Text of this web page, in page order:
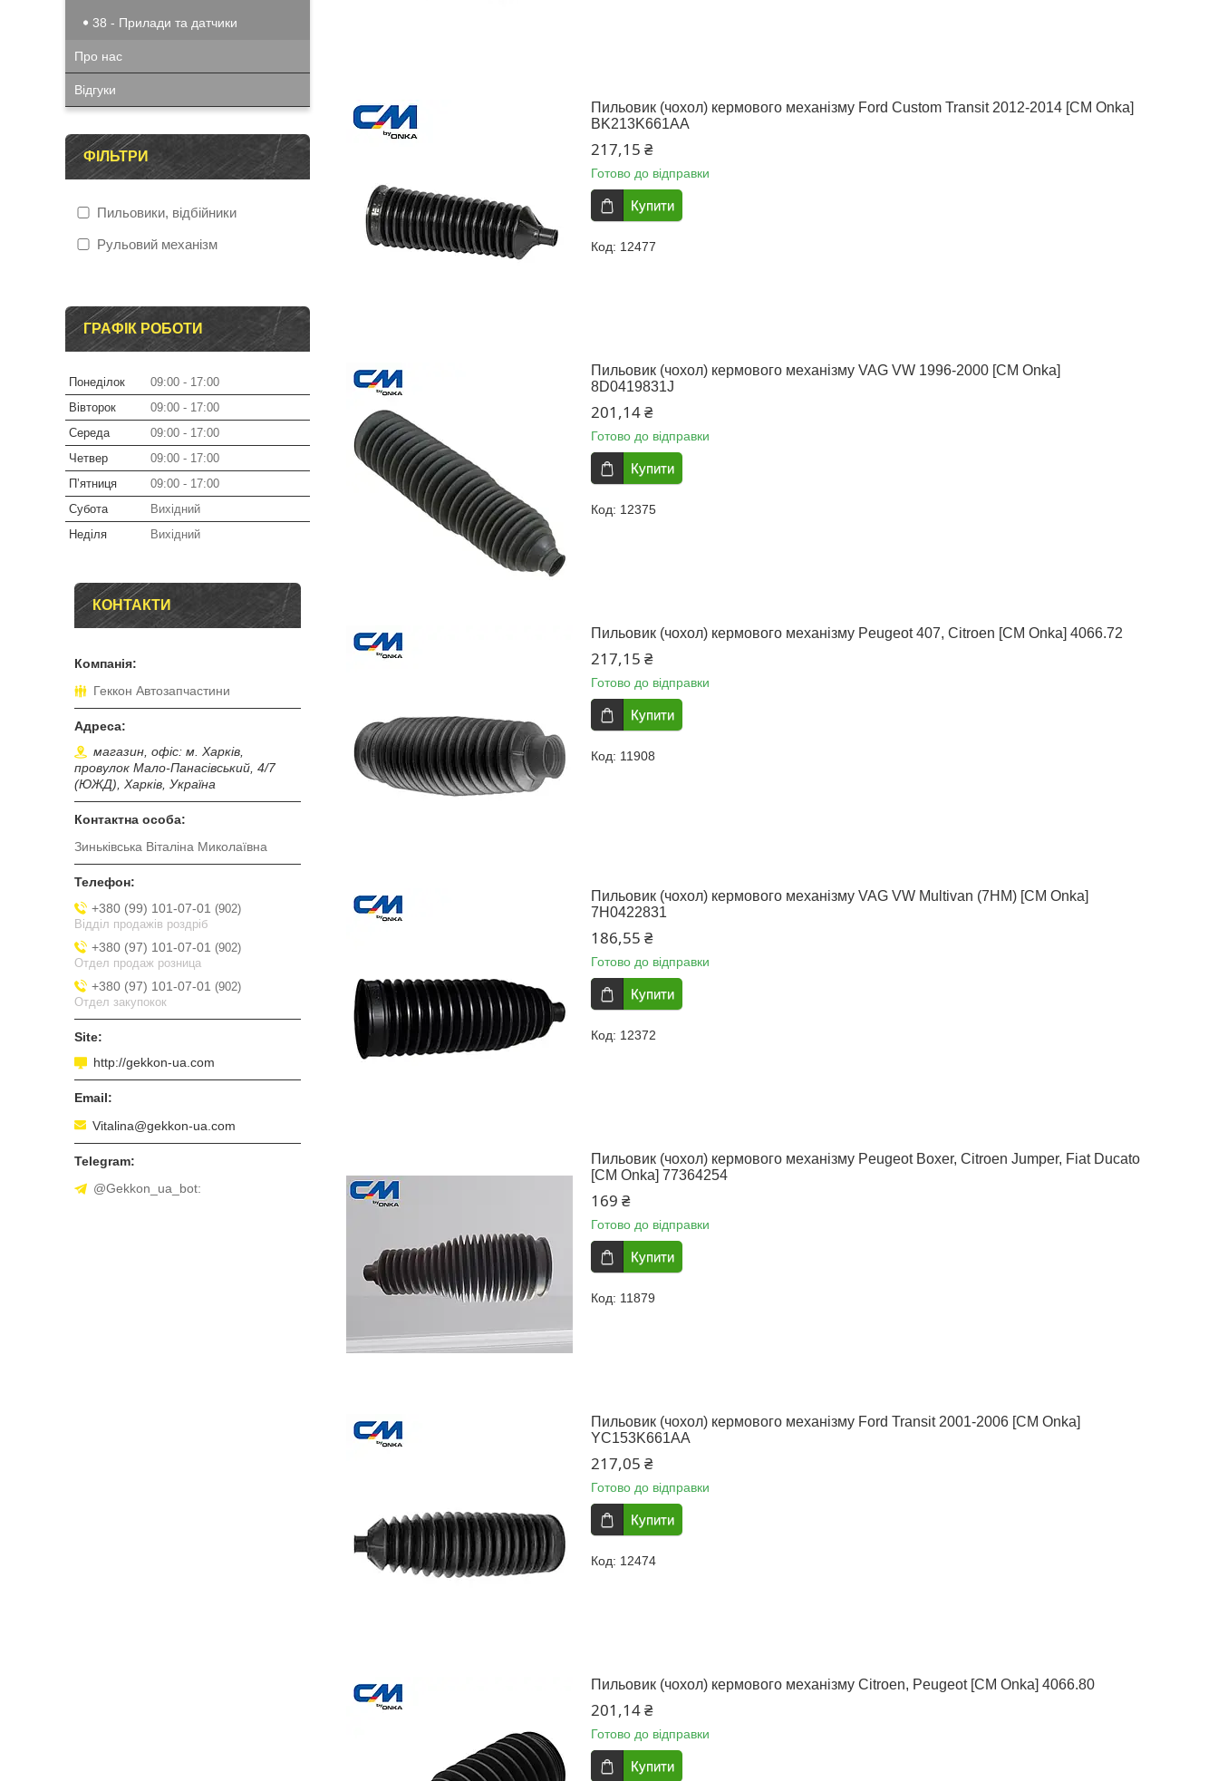
Пильовик (чохол) кермового механізму Ford Custom Transit 2012-2014 [СМ Onka]
BK213K661AA
217,15 ₴
Готово до відправки
Купити
12477
Пильовик (чохол) кермового механізму VAG VW 1996-2000 [СМ Onka]
8D0419831J
201,14 ₴
Готово до відправки
Купити
12375
Пильовик (чохол) кермового механізму Peugeot 407, Citroen [CM Onka] 4066.72
217,15 ₴
Готово до відправки
Купити
11908
Пильовик (чохол) кермового механізму VAG VW Multivan (7HM) [СМ Onka]
7H0422831
186,55 ₴
Готово до відправки
Купити
12372
Пильовик (чохол) кермового механізму Peugeot Boxer, Citroen Jumper, Fiat Ducato
[CM Onka] 77364254
169 ₴
Готово до відправки
Купити
11879
Пильовик (чохол) кермового механізму Ford Transit 2001-2006 [СМ Onka]
YC153K661AA
217,05 ₴
Готово до відправки
Купити
12474
Пильовик (чохол) кермового механізму Citroen, Peugeot [CM Onka] 4066.80
201,14 ₴
Готово до відправки
Купити
38 - Прилади та датчики
Про нас
Відгуки
ФІЛЬТРИ
Пильовики, відбійники
Рульовий механізм
ГРАФІК РОБОТИ
Понеділок 09:00
17:00
Вівторок
09:00
17:00
Середа
09:00
17:00
Четвер
09:00
17:00
Пʼятниця
09:00
17:00
Субота
Вихідний
Неділя
Вихідний
КОНТАКТИ
Геккон Автозапчастини
магазин, офіс: м. Харків,
провулок Мало-Панасівський, 4/7
(ЮЖД), Харків, Україна
Зиньківська Віталіна Миколаївна
+380 (99) 101-07-01
902
Відділ продажів роздріб
+380 (97) 101-07-01
902
Отдел продаж розница
+380 (97) 101-07-01
902
Отдел закупокок
http://gekkon-ua.com
Vitalina@gekkon-ua.com
@Gekkon_ua_bot: